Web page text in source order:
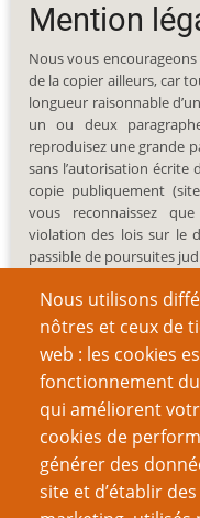
Nous utilisons
nôtres et ceux de
web : les cookies
fonctionnement
qui améliorent
cookies de
générer des
site et d’établir
Mention
Nous vous
de la copier ailleurs, car
longueur raisonnable
un ou deux
reproduisez une grande
sans l’autorisation écrite
copie publiquement
vous reconnaissez
violation des lois sur le
passible de poursuites
Recherche
Nom d'utilisateur